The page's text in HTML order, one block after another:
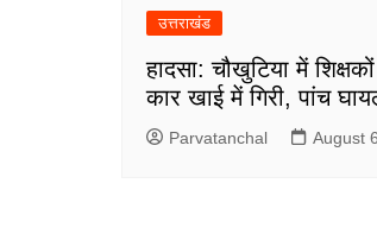
उत्तराखंड
हादसा: चौखुटिया में
कार खाई में गिरी, पांच
Parvatanchal August